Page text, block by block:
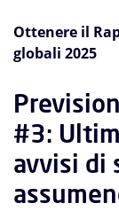
Ottenere il
globali 2025
#3:
avvisi di